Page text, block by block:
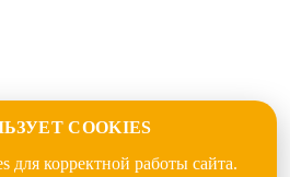
COOKIES
корректной работы сайта.